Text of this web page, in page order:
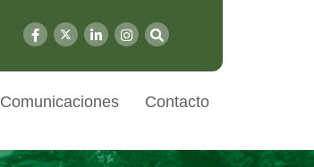
Comunicaciones Contacto